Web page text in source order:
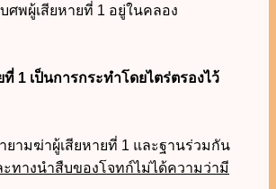
พผู้เสียหายที่ 1 อยู่ในคลอง
1 เป็นการกระทำโดยไตร่ตรองไว้
ามฆ่าผู้เสียหายที่ 1 และฐานร่วมกัน
ทางนำสืบของโจทก์ไม่ได้ความว่ามี